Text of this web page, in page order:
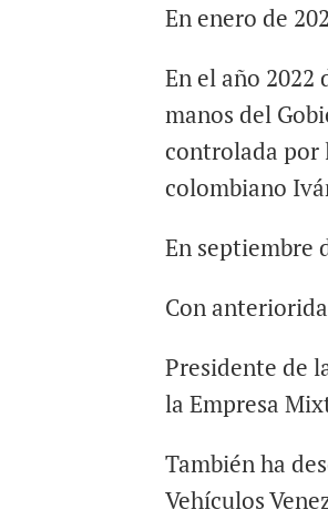
En enero de
En el año
manos del
controlada por
colombiano
En septiembre
Con
Presidente de
la Empresa
También ha
Vehículos